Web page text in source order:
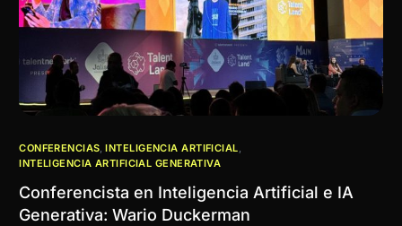
CONFERENCIAS,INTELIGENCIA ARTIFICIAL,
INTELIGENCIA ARTIFICIAL GENERATIVA
Conferencista en Inteligencia Artificial e IA
Generativa: Wario Duckerman